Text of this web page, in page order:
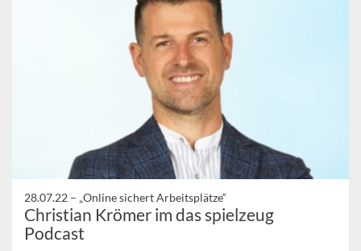
28.07.22 – „Online sichert Arbeitsplätze“
Christian Krömer im das spielzeug
Podcast